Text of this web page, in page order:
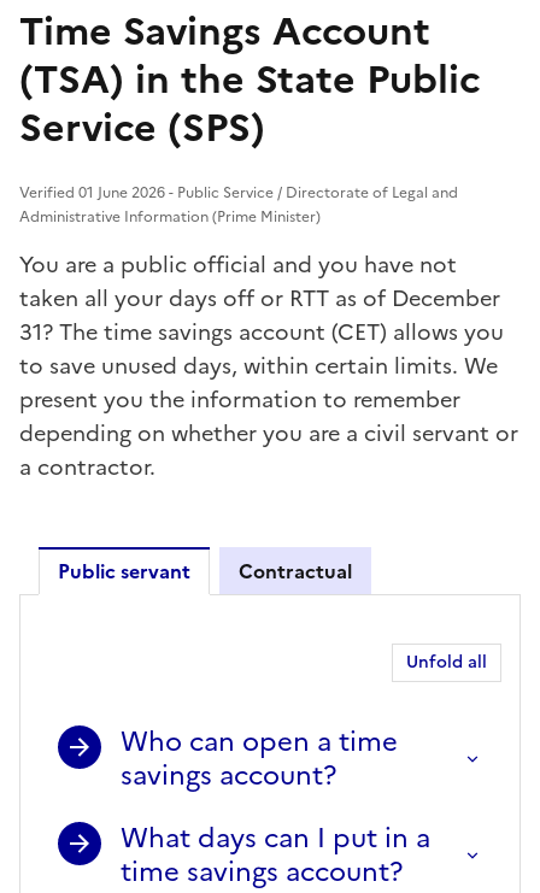
Time Savings Account
(TSA) in the State Public
Service (SPS)
Verified 01 June 2026 - Public Service / Directorate of Legal and
Administrative Information (Prime Minister)
You are a public official and you have not
taken all your days off or RTT as of December
31? The time savings account (CET) allows you
to save unused days, within certain limits. We
present you the information to remember
depending on whether you are a civil servant or
a contractor.
Public servant Contractual
Unfold all
Who can open a time
savings account?
What days can I put in a
time savings account?